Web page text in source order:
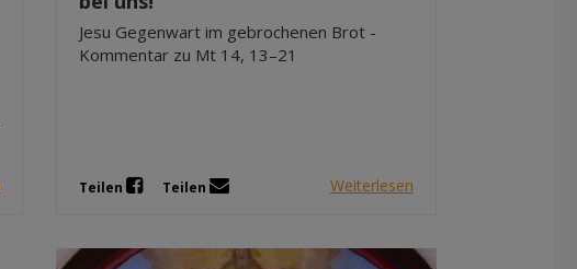
Jesu Gegenwart im gebrochenen Brot -
Kommentar zu Mt 14, 13–21
Teilen Teilen Weiterlesen